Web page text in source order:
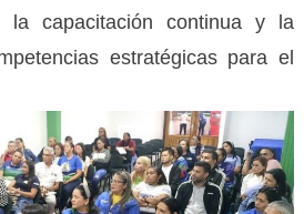
la capacitación continua y la
estratégicas para el